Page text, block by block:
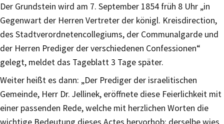
Der Grundstein wird am 7. September 1854 früh 8 Uhr „in
Gegenwart der Herren Vertreter der königl. Kreisdirection,
des Stadtverordnetencollegiums, der Communalgarde und
der Herren Prediger der verschiedenen Confessionen“
gelegt, meldet das Tageblatt 3 Tage später.
Weiter heißt es dann: „Der Prediger der israelitischen
Gemeinde, Herr Dr. Jellinek, eröffnete diese Feierlichkeit mit
einer passenden Rede, welche mit herzlichen Worten die
wichtige Bedeutung dieses Actes hervorhob; derselbe wies